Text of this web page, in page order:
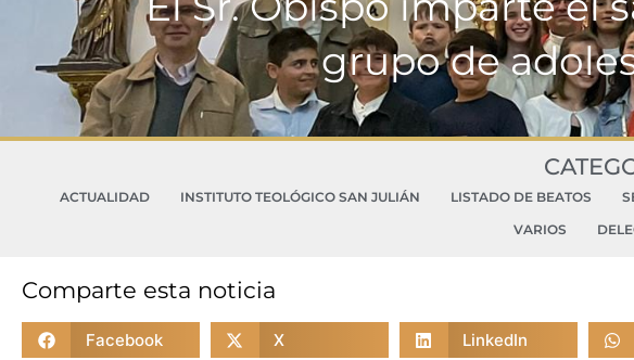
grupo de
ACTUALIDAD INSTITUTO TEOLÓGICO SAN JULIÁN LISTADO DE BEATOS
VARIOS
Comparte esta noticia
Facebook X LinkedIn